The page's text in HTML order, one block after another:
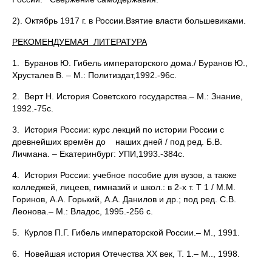
2). Октябрь 1917 г. в России.Взятие власти большевиками.
РЕКОМЕНДУЕМАЯ ЛИТЕРАТУРА
1. Буранов Ю. Гибель императорского дома./ Буранов Ю.,
Хрусталев В. – М.: Политиздат,1992.-96с.
2. Верт Н. История Советского государства.– М.: Знание,
1992.-75с.
3. История России: курс лекций по истории России с
древнейших времён до наших дней / под ред. Б.В.
Личмана. – Екатеринбург: УПИ,1993.-384с.
4. История России: учебное пособие для вузов, а также
колледжей, лицеев, гимназий и школ.: в 2-х т. Т 1 / М.М.
Горинов, А.А. Горький, А.А. Данилов и др.; под ред. С.В.
Леонова.– М.: Владос, 1995.-256 с.
5. Курлов П.Г. Гибель императорской России.– М., 1991.
6. Новейшая история Отечества ХХ век, Т. 1.– М.., 1998.